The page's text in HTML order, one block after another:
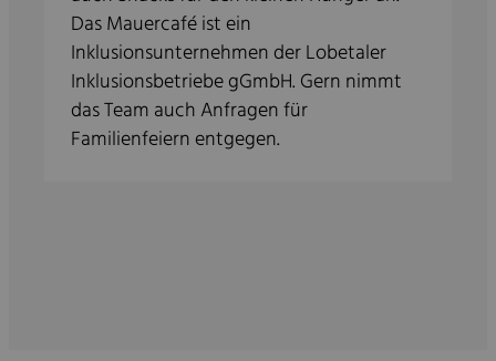
Das Mauercafé ist ein
Inklusionsunternehmen der Lobetaler
Inklusionsbetriebe gGmbH. Gern nimmt
das Team auch Anfragen für
Familienfeiern entgegen.